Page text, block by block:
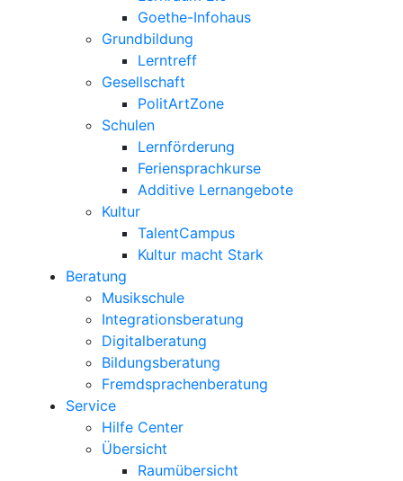
Goethe-Infohaus
Grundbildung
Lerntreff
Gesellschaft
PolitArtZone
Schulen
Lernförderung
Feriensprachkurse
Additive Lernangebote
Kultur
TalentCampus
Kultur macht Stark
Beratung
Musikschule
Integrationsberatung
Digitalberatung
Bildungsberatung
Fremdsprachenberatung
Service
Hilfe Center
Übersicht
Raumübersicht